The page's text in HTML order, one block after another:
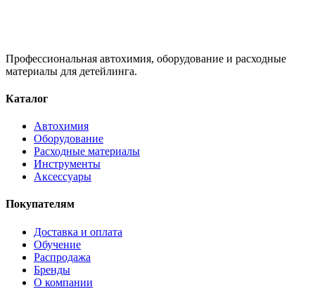
Профессиональная автохимия, оборудование и расходные
материалы для детейлинга.
Каталог
Автохимия
Оборудование
Расходные материалы
Инструменты
Аксессуары
Покупателям
Доставка и оплата
Обучение
Распродажа
Бренды
О компании